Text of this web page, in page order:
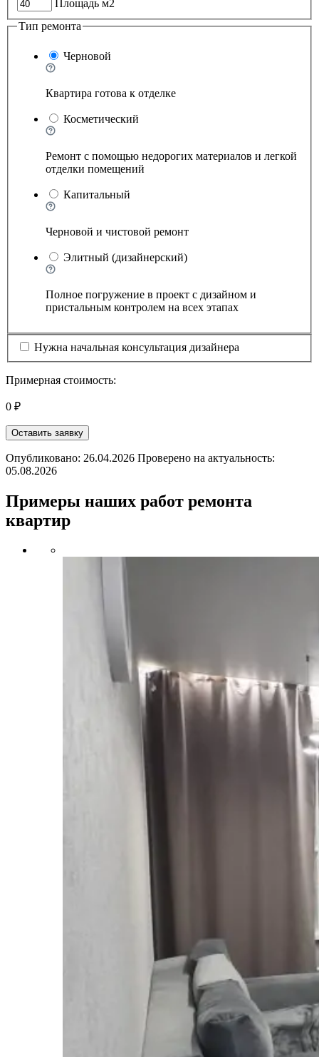
Площадь м2
Тип ремонта
Черновой
Квартира готова к отделке
Косметический
Ремонт с помощью недорогих материалов и легкой
отделки помещений
Капитальный
Черновой и чистовой ремонт
Элитный (дизайнерский)
Полное погружение в проект с дизайном и
пристальным контролем на всех этапах
Нужна начальная консультация дизайнера
Примерная стоимость:
0 ₽
Оставить заявку
Опубликовано: 26.04.2026 Проверено на актуальность:
05.08.2026
Примеры наших работ ремонта
квартир